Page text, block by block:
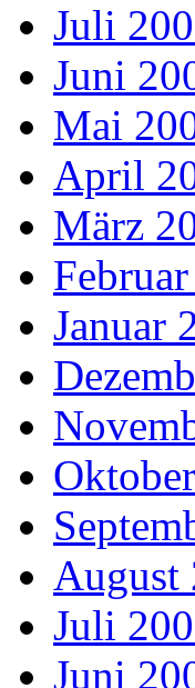
Juli
Juni
Mai
April
März
Januar
August
Juli
Juni